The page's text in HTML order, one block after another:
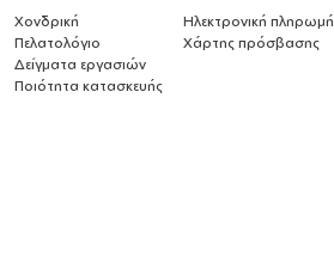
Χονδρική
Πελατολόγιο
Δείγματα εργασιών
Ποιότητα κατασκευής
Ηλεκτρονική πληρωμή
Χάρτης πρόσβασης